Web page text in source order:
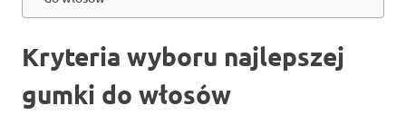
Kryteria wyboru najlepszej
gumki do włosów